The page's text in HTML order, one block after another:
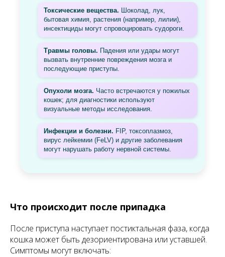
Токсические вещества. Шоколад, лук,
бытовая химия, растения (например, лилии),
инсектициды могут спровоцировать судороги.
Травмы головы. Падения или удары могут
вызвать внутренние повреждения мозга и
последующие приступы.
Опухоли мозга. Часто встречаются у пожилых
кошек; для диагностики используют
визуальные методы исследования.
Инфекции и болезни. FIP, токсоплазмоз,
вирус лейкемии (FeLV) и другие заболевания
могут нарушать работу нервной системы.
Что происходит после припадка
После приступа наступает постиктальная фаза, когда
кошка может быть дезориентирована или уставшей.
Симптомы могут включать: